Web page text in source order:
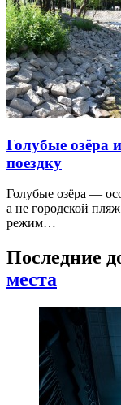
Голубые озёра
поездку
Голубые озёра —
а не городской
режим…
Последние
места